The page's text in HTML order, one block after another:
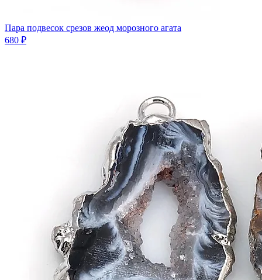
Пара подвесок срезов жеод морозного агата
680 ₽